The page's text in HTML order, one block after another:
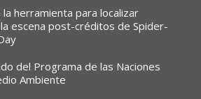
herramienta para localizar
escena post-créditos de Spider-
del Programa de las Naciones
Ambiente